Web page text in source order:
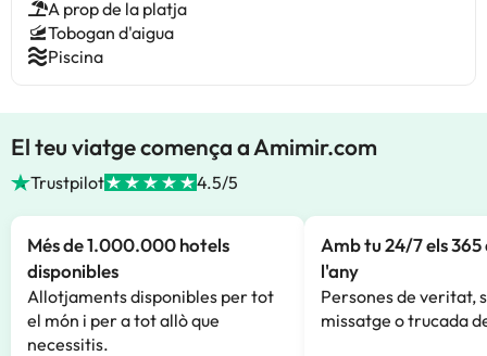
A prop de la platja
Tobogan d'aigua
Piscina
El teu viatge comença a Amimir.com
Trustpilot 4.5/5
Més de 1.000.000 hotels
disponibles
Allotjaments disponibles per tot
el món i per a tot allò que
necessitis.
Amb tu 24/7 els 365
l'any
Persones de veritat,
missatge o trucada